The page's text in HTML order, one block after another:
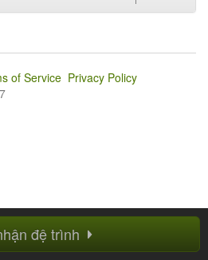
đệ trình
of Service Privacy Policy